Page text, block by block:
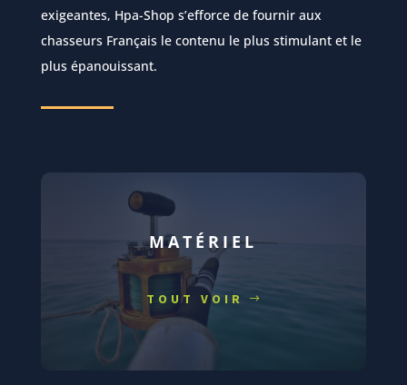
exigeantes, Hpa-Shop s’efforce de fournir aux
chasseurs Français le contenu le plus stimulant et le
plus épanouissant.
MATÉRIEL
TOUT VOIR